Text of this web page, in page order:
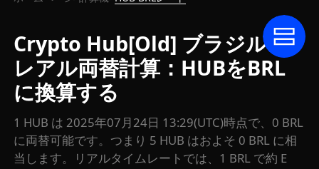
Crypto Hub[Old] ブラジル・
レアル両替計算：HUBをBRL
に換算する
1 HUB は 2025年07月24日 13:29(UTC)時点で、0 BRL
に両替可能です。つまり 5 HUB はおよそ 0 BRL に相
当します。リアルタイムレートでは、1 BRL で約 E